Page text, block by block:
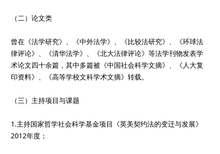
（二）论文类
曾在《法学研究》、《中外法学》、《比较法研究》、《环球法
律评论》、《清华法学》、《北大法律评论》等法学刊物发表学
术论文四十余篇，其中多篇被《中国社会科学文摘》、《人大复
印资料》、《高等学校文科学术文摘》转载。
（三）主持项目与课题
1.主持国家哲学社会科学基金项目《英美契约法的变迁与发展》
2012年度；